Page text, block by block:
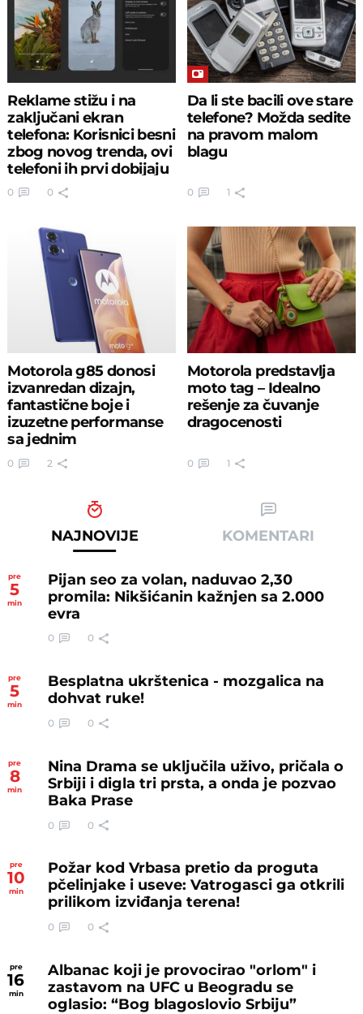
Reklame stižu i na
zaključani ekran
telefona: Korisnici besni
zbog novog trenda, ovi
telefoni ih prvi dobijaju
0 0
Da li ste bacili ove stare
telefone? Možda sedite
na pravom malom
blagu
0 1
Motorola g85 donosi
izvanredan dizajn,
fantastične boje i
izuzetne performanse
sa jednim
iznenađenjem
0 2
Motorola predstavlja
moto tag – Idealno
rešenje za čuvanje
dragocenosti
0 1
NAJNOVIJE KOMENTARI
pre
5
min
Pijan seo za volan, naduvao 2,30
promila: Nikšićanin kažnjen sa 2.000
evra
0 0
pre
5
min
Besplatna ukrštenica - mozgalica na
dohvat ruke!
0 0
pre
8
min
Nina Drama se uključila uživo, pričala o
Srbiji i digla tri prsta, a onda je pozvao
Baka Prase
0 0
pre
10
min
Požar kod Vrbasa pretio da proguta
pčelinjake i useve: Vatrogasci ga otkrili
prilikom izviđanja terena!
0 0
pre
16
min
Albanac koji je provocirao "orlom" i
zastavom na UFC u Beogradu se
oglasio: “Bog blagoslovio Srbiju”